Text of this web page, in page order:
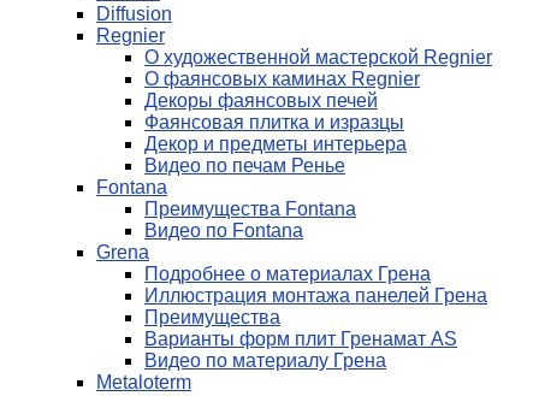
Diffusion
Regnier
О художественной мастерской Regnier
О фаянсовых каминах Regnier
Декоры фаянсовых печей
Фаянсовая плитка и изразцы
Декор и предметы интерьера
Видео по печам Ренье
Fontana
Преимущества Fontana
Видео по Fontana
Grena
Подробнее о материалах Грена
Иллюстрация монтажа панелей Грена
Преимущества
Варианты форм плит Гренамат AS
Видео по материалу Грена
Metaloterm